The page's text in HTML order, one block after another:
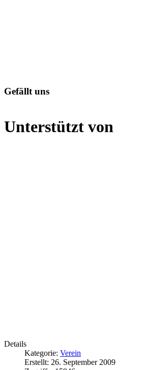
Gefällt uns
Unterstützt von
Details
Kategorie: Verein
Erstellt: 26. September 2009